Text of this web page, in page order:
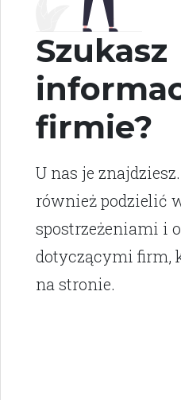
Szukasz
firmie?
U nas je
również podzielić
spostrzeżeniami i
dotyczącymi firm,
na stronie.